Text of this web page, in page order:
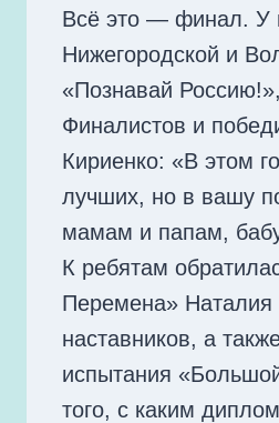
Всё это — финал. У
Нижегородской и
«Познавай
Финалистов и
Кириенко: «В этом
лучших, но в вашу
мамам и папам,
К ребятам
Перемена» Наталия
наставников, а
испытания
того, с каким